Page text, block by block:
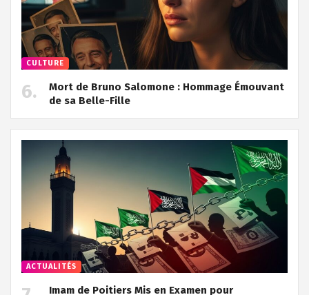
CULTURE
Mort de Bruno Salomone : Hommage Émouvant
de sa Belle-Fille
ACTUALITÉS
Imam de Poitiers Mis en Examen pour